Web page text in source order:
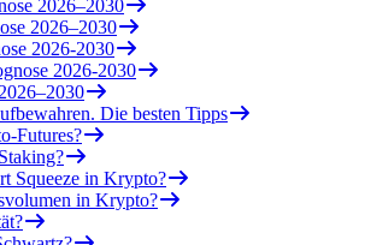
2026–2030
2026–2030
2026-2030
2026-2030
Die besten Tipps
Futures?
Squeeze in Krypto?
in Krypto?